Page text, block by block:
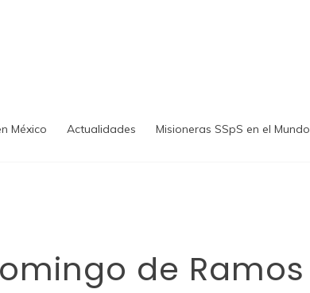
México Actualidades Misioneras SSpS en el Mundo
de Ramos